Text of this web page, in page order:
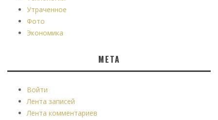
Утраченное
Фото
Экономика
МЕТА
Войти
Лента записей
Лента комментариев